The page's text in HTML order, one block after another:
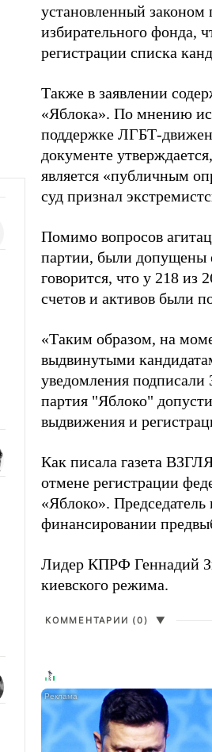
установленный законом
избирательного фонда,
регистрации списка
Также в заявлении
«Яблока». По мнению
поддержке ЛГБТ-
документе
является «публичным
суд признал
Помимо вопросов
партии, были допущены
говорится, что у 218 из
счетов и активов были
«Таким образом, на
выдвинутыми
уведомления подписали
партия "Яблоко"
выдвижения и
Как писала газета
отмене регистрации
«Яблоко».
финансировании
Лидер КПРФ Геннадий
киевского режима.
КОММЕНТАРИИ (0) ▼